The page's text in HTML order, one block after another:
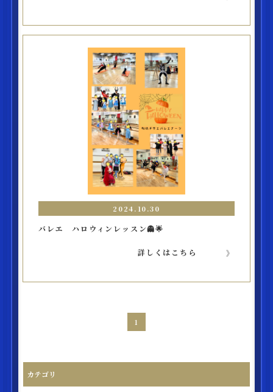
2024.10.30
バレエ ハロウィンレッスン👻🌟
詳しくはこちら
1
カテゴリ